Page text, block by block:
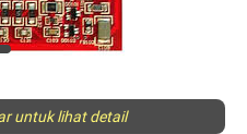
untuk lihat detail